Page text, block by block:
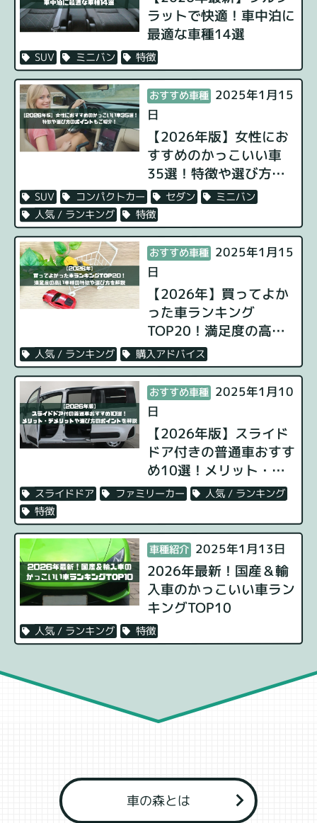
ラットで快適！車中泊に
最適な車種14選
SUV ミニバン 特徴
おすすめ車種 2025年1月15
日
【2026年版】女性にお
すすめのかっこいい車
35選！特徴や選び方の
ポイントもご紹介！
SUV コンパクトカー セダン ミニバン
人気 / ランキング 特徴
おすすめ車種 2025年1月15
日
【2026年】買ってよか
った車ランキング
TOP20！満足度の高い
車種の特徴や選び方を解
説
人気 / ランキング 購入アドバイス
おすすめ車種 2025年1月10
日
【2026年版】スライド
ドア付きの普通車おすす
め10選！メリット・デ
メリットや選び方のポイ
スライドドア ファミリーカー 人気 / ランキング
特徴
車種紹介 2025年1月13日
2026年最新！国産＆輸
入車のかっこいい車ラン
キングTOP10
人気 / ランキング 特徴
車の森とは